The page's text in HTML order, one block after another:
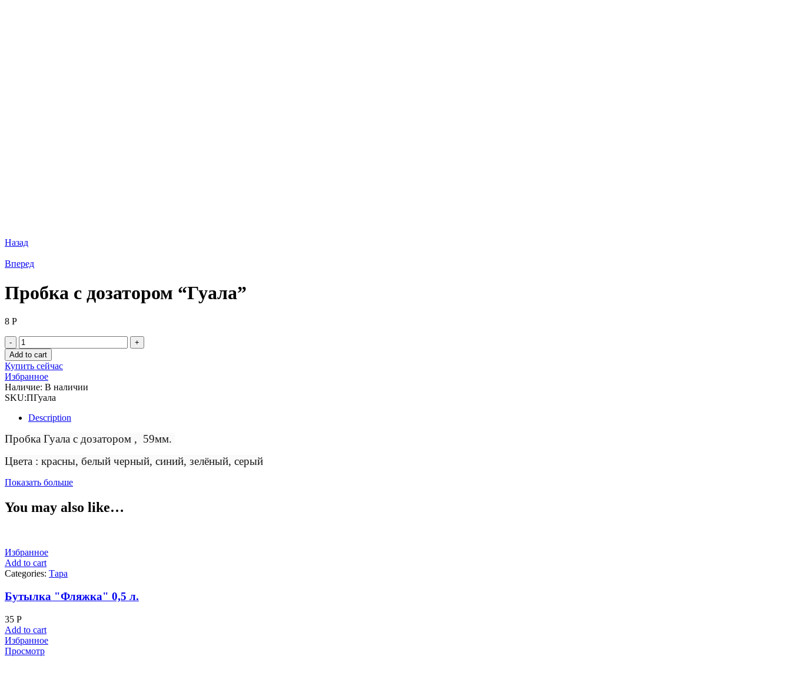
Назад
Вперед
Пробка с дозатором “Гуала”
8 Р
Пробка
с
дозатором
"Гуала"
quantity
Add to cart
Купить сейчас
Избранное
Наличие: В наличии
SKU:ПГуала
Description
Пробка Гуала с дозатором , 59мм.
Цвета : красны, белый черный, синий, зелёный, серый
Показать больше
You may also like…
Избранное
Add to cart
Categories: Тара
Бутылка "Фляжка" 0,5 л.
35 Р
Add to cart
Избранное
Просмотр